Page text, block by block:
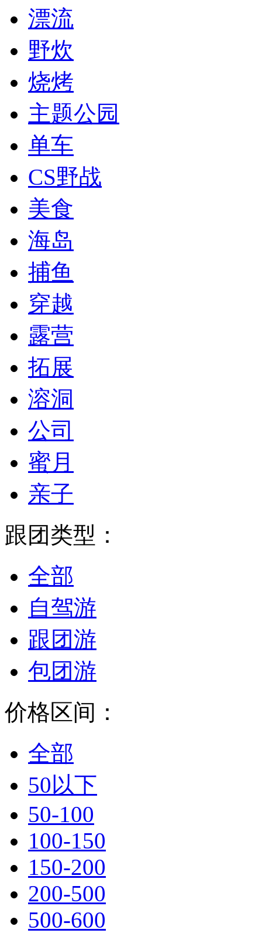
漂流
野炊
烧烤
主题公园
单车
CS野战
美食
海岛
捕鱼
穿越
露营
拓展
溶洞
公司
蜜月
亲子
跟团类型：
全部
自驾游
跟团游
包团游
价格区间：
全部
50以下
50-100
100-150
150-200
200-500
500-600